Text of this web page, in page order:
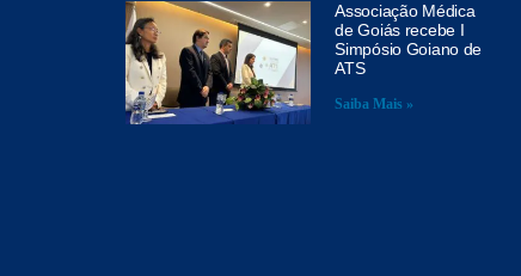
Associação Médica
de Goiás recebe I
Simpósio Goiano de
ATS
Saiba Mais »